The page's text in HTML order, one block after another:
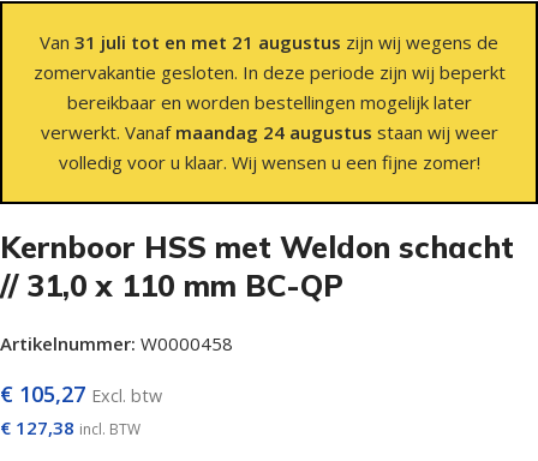
Van 31 juli tot en met 21 augustus zijn wij wegens de
zomervakantie gesloten. In deze periode zijn wij beperkt
bereikbaar en worden bestellingen mogelijk later
verwerkt. Vanaf maandag 24 augustus staan wij weer
volledig voor u klaar. Wij wensen u een fijne zomer!
Kernboor HSS met Weldon schacht
// 31,0 x 110 mm BC-QP
Artikelnummer: W0000458
€ 105,27 Excl. btw
€ 127,38 incl. BTW